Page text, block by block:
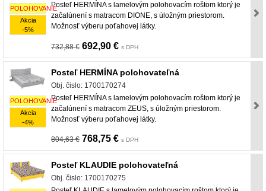
POLOHOVANIE
Akcia
-5%
Posteľ HERMÍNA s lamelovým polohovacím roštom ktorý je
začalúnení s matracom DIONE, s úložným priestorom.
Možnosť výberu poťahovej látky.
732,88 € 692,90 € s DPH
POLOHOVANIE
Akcia
-4%
Posteľ HERMÍNA polohovateľná
Obj. čislo: 1700170274
Posteľ HERMÍNA s lamelovým polohovacím roštom ktorý je
začalúnení s matracom ZEUS, s úložným priestorom.
Možnosť výberu poťahovej látky.
804,63 € 768,75 € s DPH
Posteľ KLAUDIE polohovateľná
Obj. čislo: 1700170275